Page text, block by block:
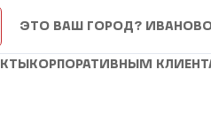
ЭТО ВАШ ГОРОД?
КОРПОРАТИВНЫМ